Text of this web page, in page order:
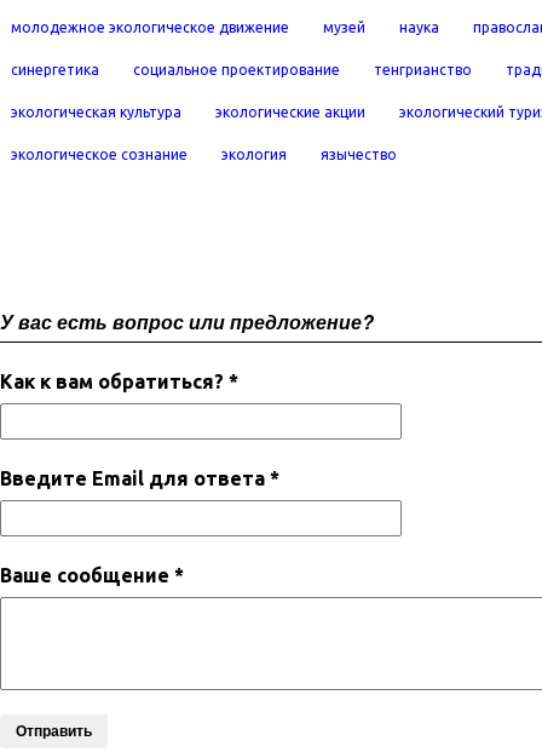
молодежное экологическое движение музей наука
синергетика социальное проектирование тенгрианство
экологическая культура экологические акции экологический
экологическое сознание экология язычество
У вас есть вопрос или предложение?
Как к вам обратиться? *
Введите Email для ответа *
Ваше сообщение *
Отправить